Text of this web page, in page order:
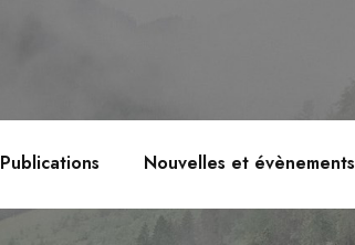
Publications Nouvelles et évènements